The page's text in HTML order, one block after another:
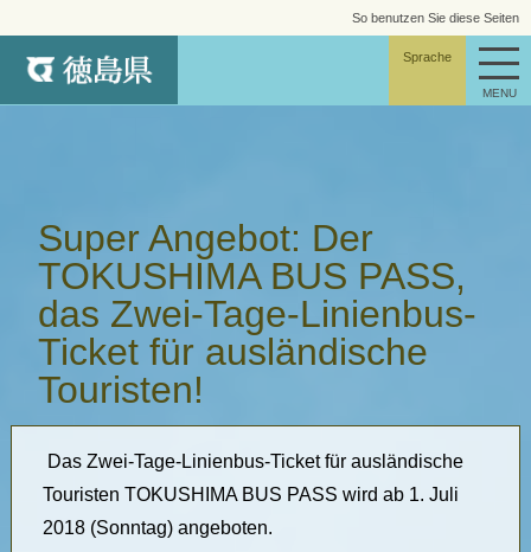
Seitenverzeichnis
So benutzen Sie diese Seiten
Sprache
MENU
Super Angebot: Der
TOKUSHIMA BUS PASS,
das Zwei-Tage-Linienbus-
Ticket für ausländische
Touristen!
Das Zwei-Tage-Linienbus-Ticket für ausländische
Touristen TOKUSHIMA BUS PASS wird ab 1. Juli
2018 (Sonntag) angeboten.